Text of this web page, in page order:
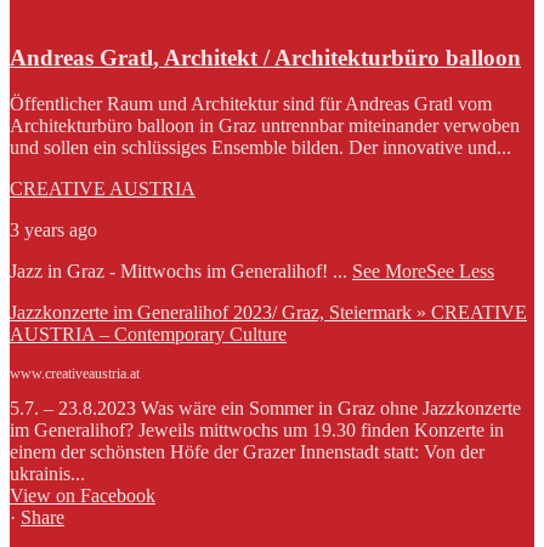
Andreas Gratl, Architekt / Architekturbüro balloon
Öffentlicher Raum und Architektur sind für Andreas Gratl vom
Architekturbüro balloon in Graz untrennbar miteinander verwoben
und sollen ein schlüssiges Ensemble bilden. Der innovative und...
CREATIVE AUSTRIA
3 years ago
Jazz in Graz - Mittwochs im Generalihof! ... See MoreSee Less
Jazzkonzerte im Generalihof 2023/ Graz, Steiermark » CREATIVE
AUSTRIA – Contemporary Culture
www.creativeaustria.at
5.7. – 23.8.2023 Was wäre ein Sommer in Graz ohne Jazzkonzerte
im Generalihof? Jeweils mittwochs um 19.30 finden Konzerte in
einem der schönsten Höfe der Grazer Innenstadt statt: Von der
ukrainis...
View on Facebook
· Share